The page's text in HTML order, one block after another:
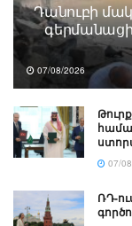
Դանուբի
գերմանացի
07/08/2026
07/
ՌԴ-